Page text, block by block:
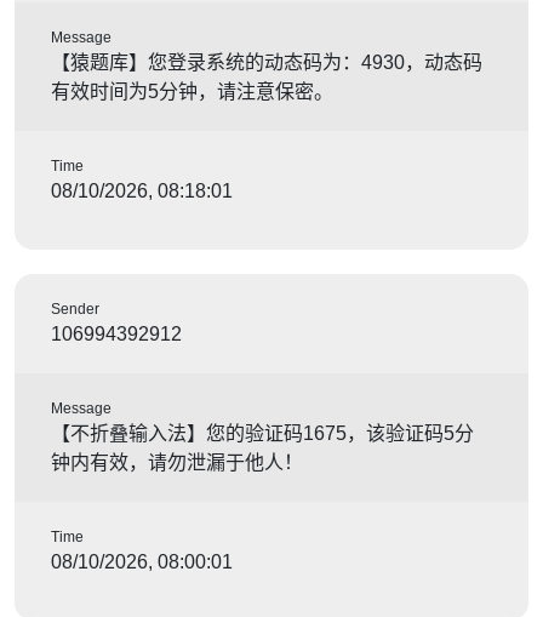
Message
【猿题库】您登录系统的动态码为：4930，动态码
有效时间为5分钟，请注意保密。
Time
08/10/2026, 08:18:01
Sender
106994392912
Message
【不折叠输入法】您的验证码1675，该验证码5分
钟内有效，请勿泄漏于他人！
Time
08/10/2026, 08:00:01